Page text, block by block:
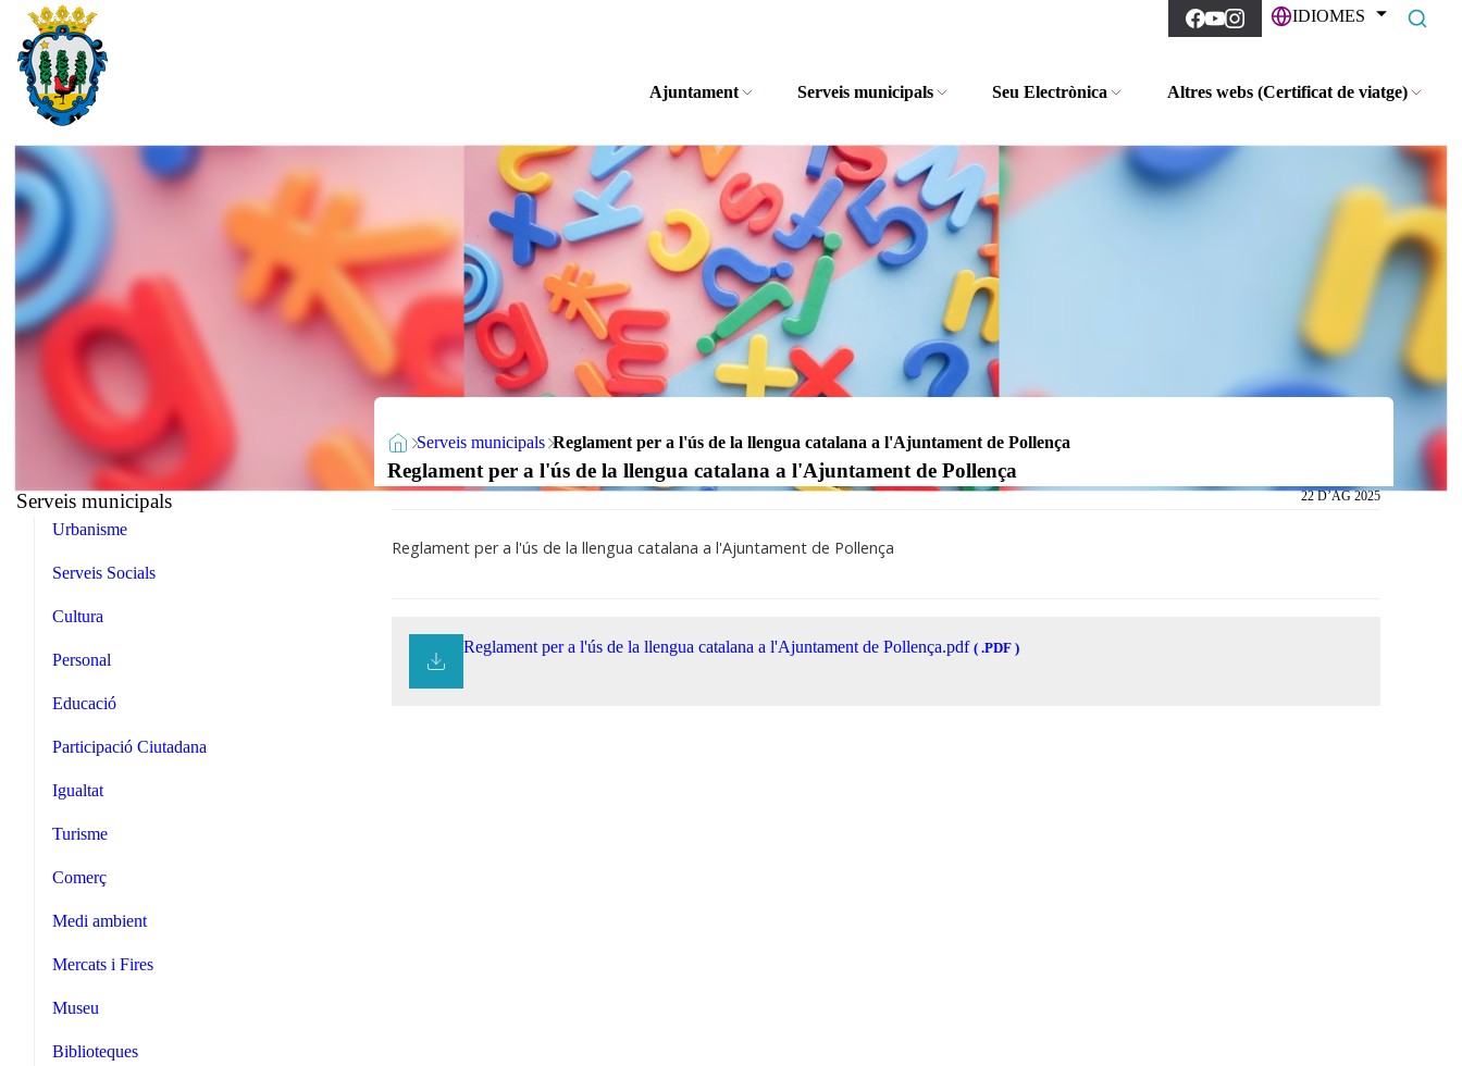
IDIOMES
Ajuntament Serveis municipals Seu Electrònica Altres webs (Certificat de viatge)
Serveis municipals Reglament per a l'ús de la llengua catalana a l'Ajuntament de Pollença
Reglament per a l'ús de la llengua catalana a l'Ajuntament de Pollença
Serveis municipals
Urbanisme
Serveis Socials
Cultura
Personal
Educació
Participació Ciutadana
Igualtat
Turisme
Comerç
Medi ambient
Mercats i Fires
Museu
Biblioteques
22 D’AG 2025
Reglament per a l'ús de la llengua catalana a l'Ajuntament de Pollença
Reglament per a l'ús de la llengua catalana a l'Ajuntament de Pollença.pdf( .PDF )